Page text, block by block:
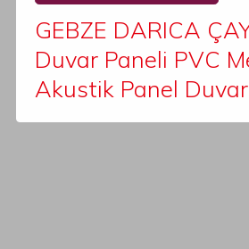
GEBZE DARICA
Duvar Paneli PVC
Akustik Panel Duvar